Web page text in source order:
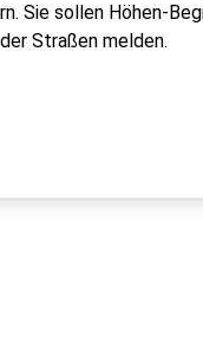
Sie sollen Höhen-
Straßen melden.